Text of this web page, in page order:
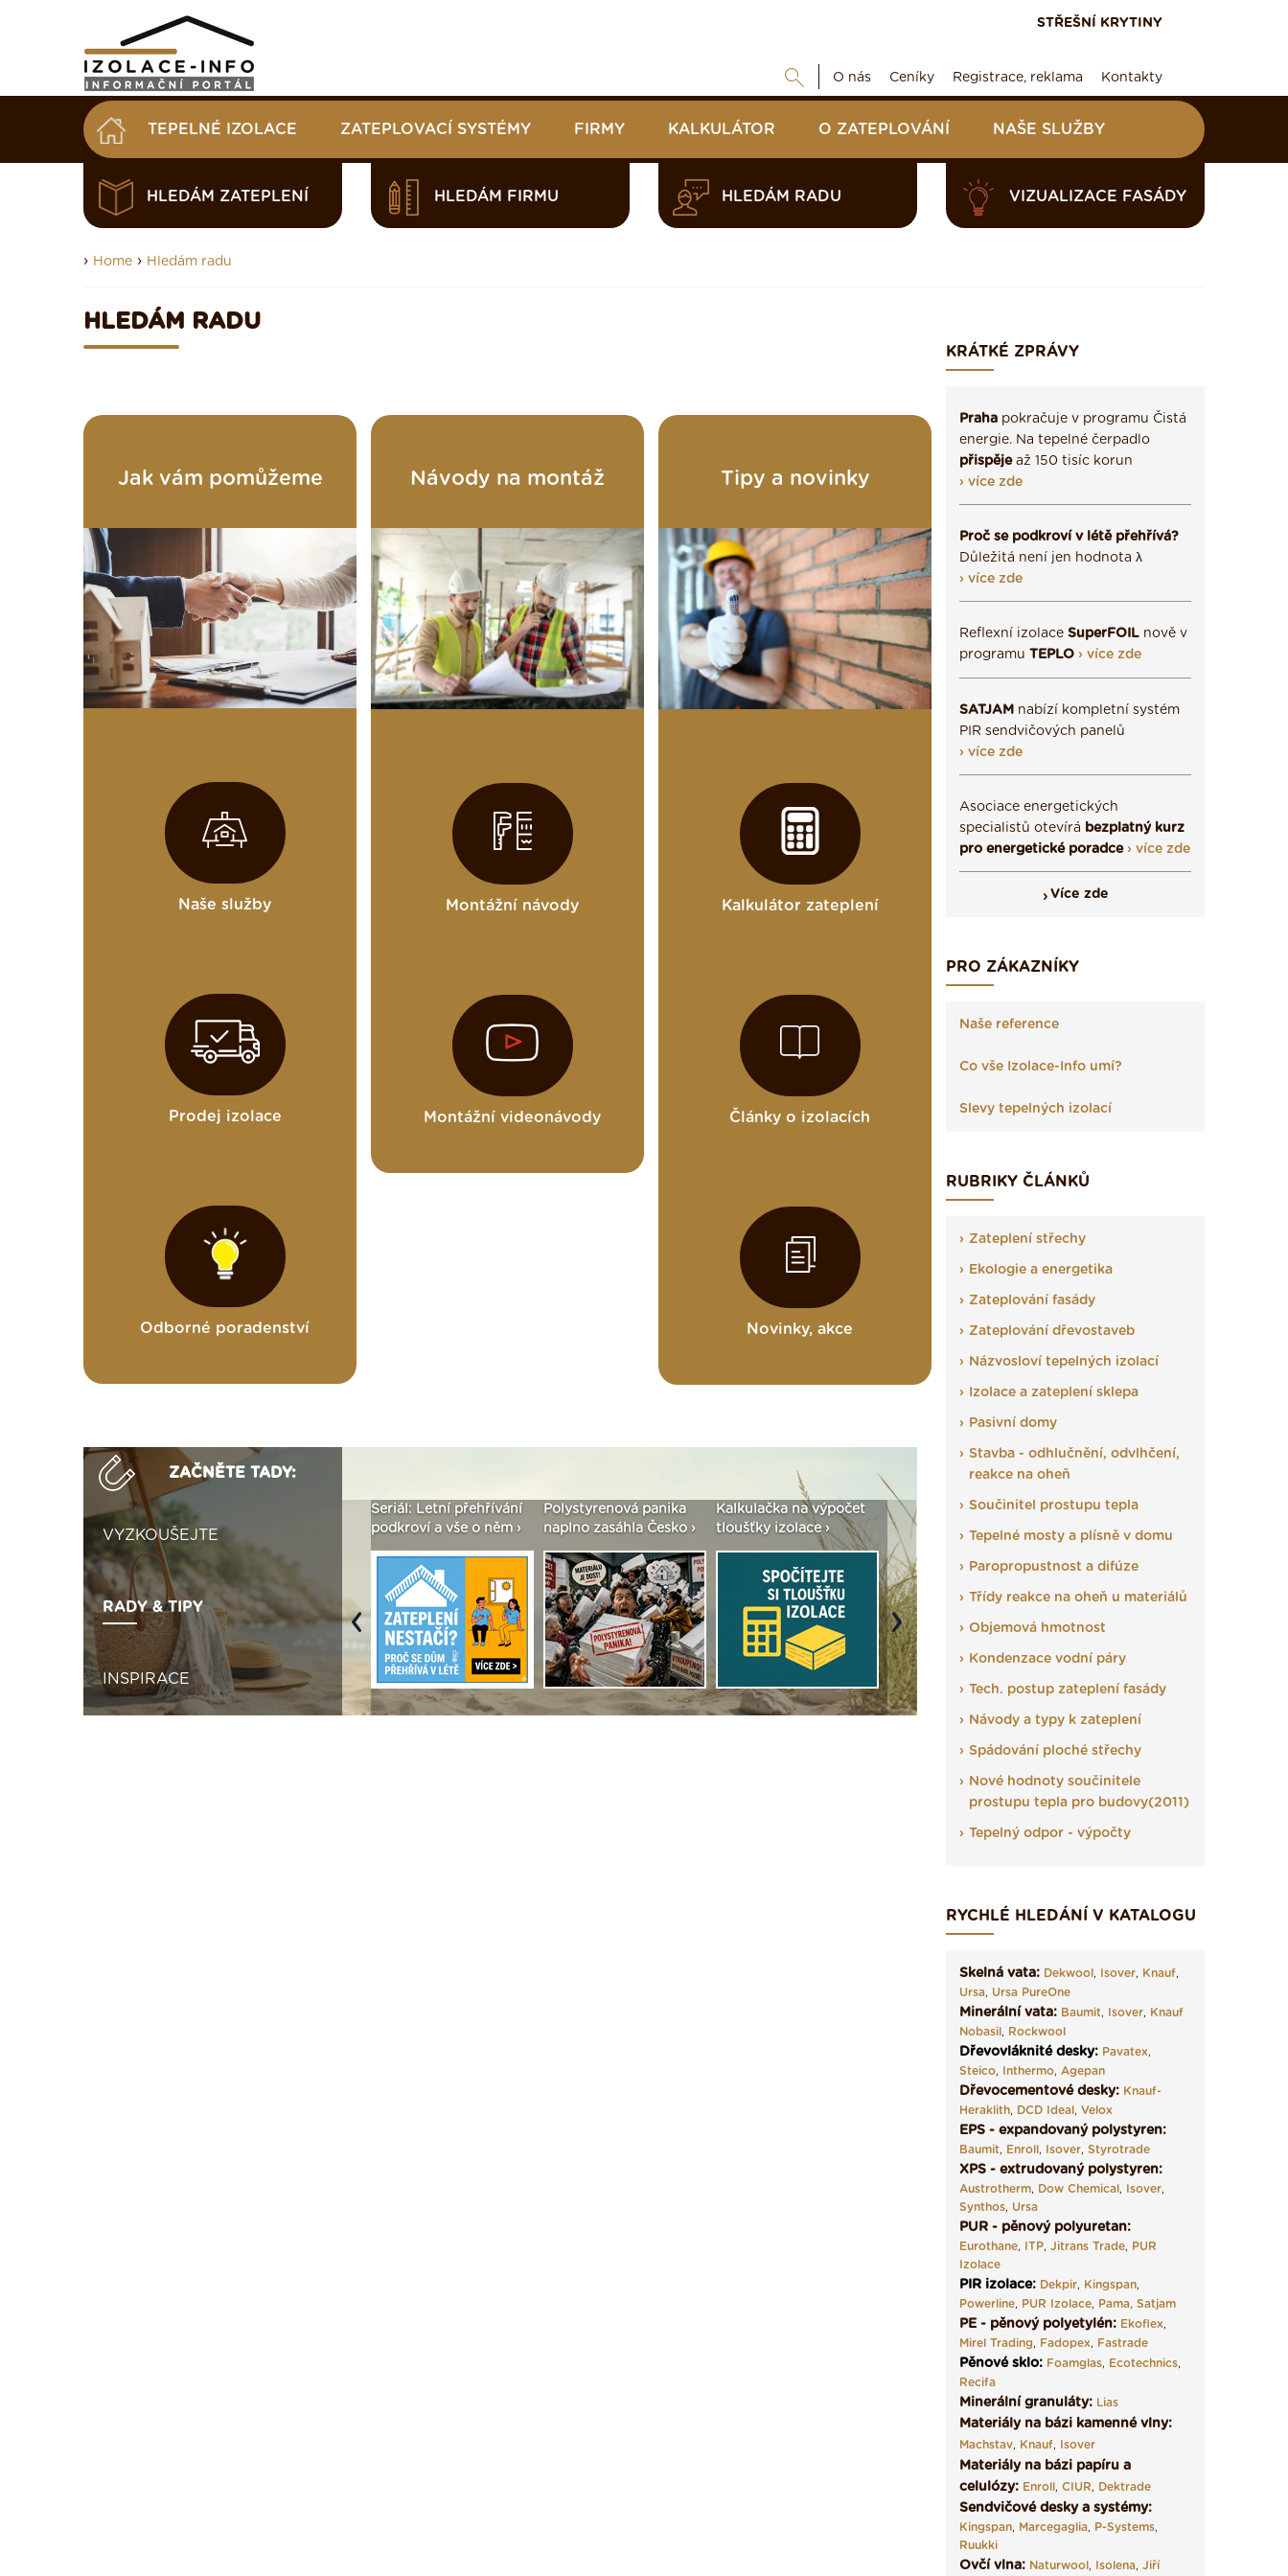
STŘEŠNÍ KRYTINY
O nás Ceníky Registrace, reklama Kontakty
TEPELNÉ IZOLACE ZATEPLOVACÍ SYSTÉMY FIRMY KALKULÁTOR O ZATEPLOVÁNÍ NAŠE SLUŽBY
HLEDÁM ZATEPLENÍ HLEDÁM FIRMU HLEDÁM RADU VIZUALIZACE FASÁDY
› Home › Hledám radu
HLEDÁM RADU
Jak vám pomůžeme
Naše služby
Prodej izolace
Odborné poradenství
Návody na montáž
Montážní návody
Montážní videonávody
Tipy a novinky
Kalkulátor zateplení
Články o izolacích
Novinky, akce
ZAČNĚTE TADY:
VYZKOUŠEJTE
RADY & TIPY
INSPIRACE
Vytvořte si vizualizaci
seženeme! ›
Seriál: Letní přehřívání
podkroví a vše o něm ›
Polystyrenová panika
naplno zasáhla Česko ›
Kalkulačka na výpočet
tloušťky izolace ›
Seriál: Fasády ETICS a
vše podstatné v kostce ›
Vyberte si izolaci a pak
ji tady klidně poptejte ›
Previous Next
KRÁTKÉ ZPRÁVY
Praha pokračuje v programu Čistá
energie. Na tepelné čerpadlo
přispějeaž 150 tisíc korun
› více zde
Proč se podkroví v létě přehřívá?
Důležitá není jen hodnota λ
› více zde
Reflexní izolace SuperFOIL nově v
programu TEPLO › více zde
SATJAM nabízí kompletní systém
PIR sendvičových panelů
› více zde
Asociace energetických
specialistů otevírá bezplatný kurz
pro energetické poradce › více zde
Více zde
PRO ZÁKAZNÍKY
Naše reference
Co vše Izolace-Info umí?
Slevy tepelných izolací
RUBRIKY ČLÁNKŮ
Zateplení střechy
Ekologie a energetika
Zateplování fasády
Zateplování dřevostaveb
Názvosloví tepelných izolací
Izolace a zateplení sklepa
Pasivní domy
Stavba - odhlučnění, odvlhčení,
reakce na oheň
Součinitel prostupu tepla
Tepelné mosty a plísně v domu
Paropropustnost a difúze
Třídy reakce na oheň u materiálů
Objemová hmotnost
Kondenzace vodní páry
Tech. postup zateplení fasády
Návody a typy k zateplení
Spádování ploché střechy
Nové hodnoty součinitele
prostupu tepla pro budovy(2011)
Tepelný odpor - výpočty
RYCHLÉ HLEDÁNÍ V KATALOGU
Skelná vata: Dekwool, Isover, Knauf,
Ursa, Ursa PureOne
Minerální vata: Baumit, Isover, Knauf
Nobasil, Rockwool
Dřevovláknité desky: Pavatex,
Steico, Inthermo, Agepan
Dřevocementové desky: Knauf-
Heraklith, DCD Ideal, Velox
EPS - expandovaný polystyren:
Baumit, Enroll, Isover, Styrotrade
XPS - extrudovaný polystyren:
Austrotherm, Dow Chemical, Isover,
Synthos, Ursa
PUR - pěnový polyuretan:
Eurothane, ITP, Jitrans Trade, PUR
Izolace
PIR izolace: Dekpir, Kingspan,
Powerline, PUR Izolace, Pama, Satjam
PE - pěnový polyetylén: Ekoflex,
Mirel Trading, Fadopex, Fastrade
Pěnové sklo: Foamglas, Ecotechnics,
Recifa
Minerální granuláty: Lias
Materiály na bázi kamenné vlny:
Machstav, Knauf, Isover
Materiály na bázi papíru a
celulózy: Enroll, CIUR, Dektrade
Sendvičové desky a systémy:
Kingspan, Marcegaglia, P-Systems,
Ruukki
Ovčí vlna: Naturwool, Isolena, Jiří